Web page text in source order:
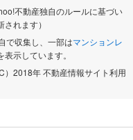
不動産独自のルールに基づい
れます）
で収集し、一部はマンションレ
示しています。
）2018年 不動産情報サイト利用